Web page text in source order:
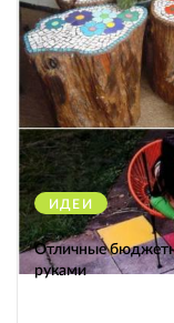
ИДЕИ
Отличные
руками